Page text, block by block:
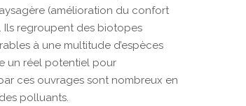
(amélioration du confort
Ils regroupent des biotopes
à une multitude d’espèces
un réel potentiel pour
ces ouvrages sont nombreux en
polluants.